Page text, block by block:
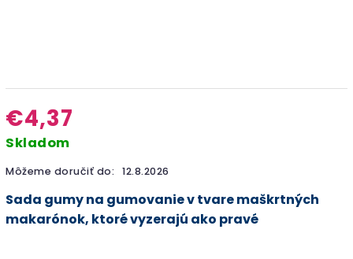
€4,37
Skladom
Môžeme doručiť do: 12.8.2026
Sada gumy na gumovanie v tvare maškrtných
makarónok, ktoré vyzerajú ako pravé